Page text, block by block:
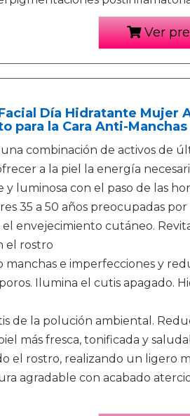
Ver
Día Hidratante Mujer
para la Cara Anti-Manchas
combinación de activos de
a la piel la energía
luminosa con el paso de las
35 a 50 años preocupadas
envejecimiento cutáneo.
el rostro
e imperfecciones y
Ilumina el cutis apagado.
de la polución ambiental.
más fresca, tonificada y
el rostro, realizando un ligero
agradable con acabado